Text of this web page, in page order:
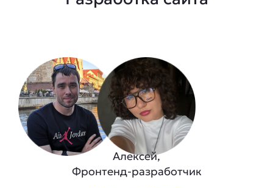
Алексей,
Фронтенд-разработчик